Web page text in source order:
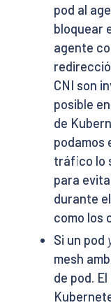
pod al
bloquear
agente
CNI son
posible
de
podamos
tráfico lo
para
durante
como los
Si un pod
mesh
de pod.